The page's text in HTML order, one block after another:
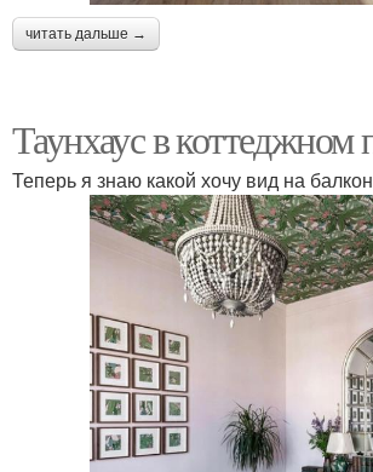
читать дальше →
Таунхаус в коттеджном
Теперь я знаю какой хочу вид на